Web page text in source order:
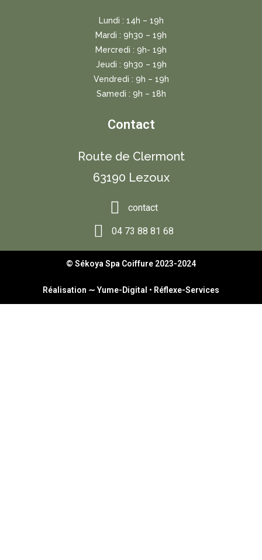
Lundi : 14h – 19h
Mardi : 9h30 – 19h
Mercredi : 9h- 19h
Jeudi : 9h30 – 19h
Vendredi : 9h – 19h
Samedi : 9h – 18h
Contact
Route de Clermont
63190 Lezoux
contact
04 73 88 81 68
© Sékoya Spa Coiffure 2023-2024
Réalisation ∼Yume-Digital • Réflexe-Services